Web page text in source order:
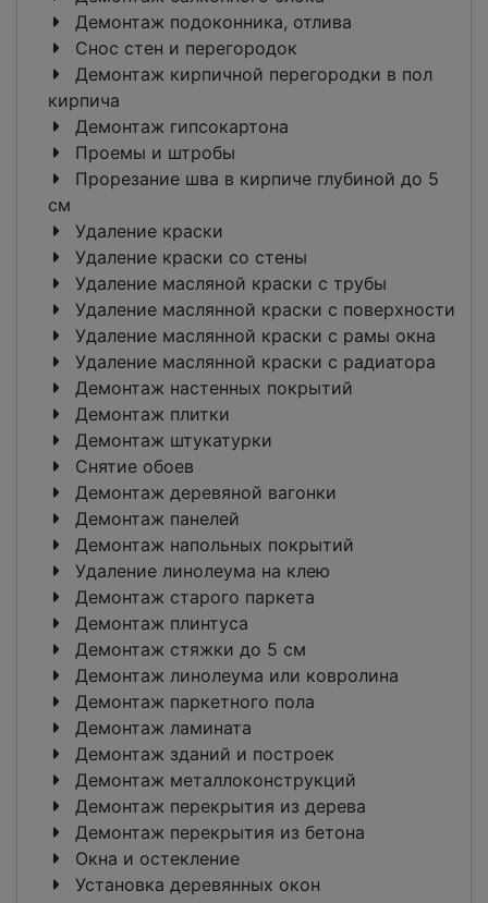
Демонтаж подоконника, отлива
Снос стен и перегородок
Демонтаж кирпичной перегородки в пол
кирпича
Демонтаж гипсокартона
Проемы и штробы
Прорезание шва в кирпиче глубиной до 5
см
Удаление краски
Удаление краски со стены
Удаление масляной краски с трубы
Удаление маслянной краски с поверхности
Удаление маслянной краски с рамы окна
Удаление маслянной краски с радиатора
Демонтаж настенных покрытий
Демонтаж плитки
Демонтаж штукатурки
Снятие обоев
Демонтаж деревяной вагонки
Демонтаж панелей
Демонтаж напольных покрытий
Удаление линолеума на клею
Демонтаж старого паркета
Демонтаж плинтуса
Демонтаж стяжки до 5 см
Демонтаж линолеума или ковролина
Демонтаж паркетного пола
Демонтаж ламината
Демонтаж зданий и построек
Демонтаж металлоконструкций
Демонтаж перекрытия из дерева
Демонтаж перекрытия из бетона
Окна и остекление
Установка деревянных окон